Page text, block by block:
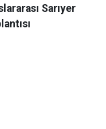
Sarıyer